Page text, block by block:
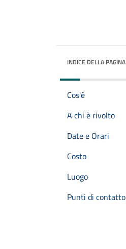
INDICE DELLA PAGINA
Cos'è
A chi è rivolto
Date e Orari
Costo
Luogo
Punti di contatto